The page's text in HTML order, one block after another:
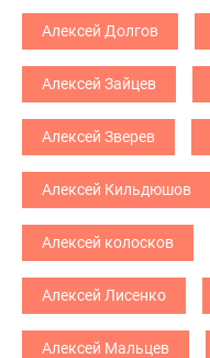
Алексей Долгов
Алексей Зайцев
Алексей Зверев
Алексей Кильдюшов
Алексей колосков
Алексей Лисенко
Алексей Мальцев